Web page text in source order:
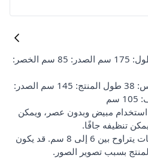
أبعاد العارضة: المقاس: 38 الطول: 175 سم الصدر: 85 سم الخصر:
أبعاد المنتج في الصورة: المقاس: 38 طول المنتج: 145 سم الصدر:
30 درجة دون استخدام مبيض وبدون عصر، ويمكن
تنظيفه جافًا.
يوجد فرق متوسط بين المقاسات يتراوح بين 6 إلى 8 سم. قد يكون
بسبب تصوير الصور.